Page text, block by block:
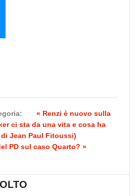
« Renzi è nuovo sulla
ci sta da una vita e cosa ha
Jean Paul Fitoussi)
PD sul caso Quarto? »